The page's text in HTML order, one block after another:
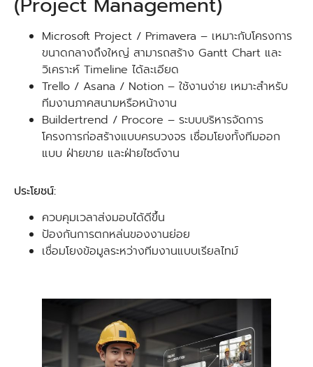
Microsoft Project / Primavera – เหมาะกับโครงการ
ขนาดกลางถึงใหญ่ สามารถสร้าง Gantt Chart และ
วิเคราะห์ Timeline ได้ละเอียด
Trello / Asana / Notion – ใช้งานง่าย เหมาะสำหรับ
ทีมงานภาคสนามหรือหน้างาน
Buildertrend / Procore – ระบบบริหารจัดการ
โครงการก่อสร้างแบบครบวงจร เชื่อมโยงทั้งทีมออก
แบบ ฝ่ายขาย และฝ่ายไซต์งาน
ประโยชน์:
ควบคุมเวลาส่งมอบได้ดีขึ้น
ป้องกันการตกหล่นของงานย่อย
เชื่อมโยงข้อมูลระหว่างทีมงานแบบเรียลไทม์